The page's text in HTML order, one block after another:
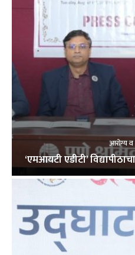
आरोग्य
‘एमआयटी एडीटी’